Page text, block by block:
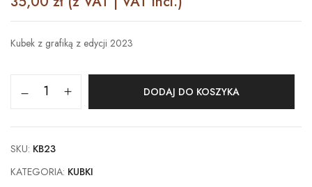
Kubek z grafiką z edycji 2023
DODAJ DO KOSZYKA
SKU: KB23
KATEGORIA: KUBKI